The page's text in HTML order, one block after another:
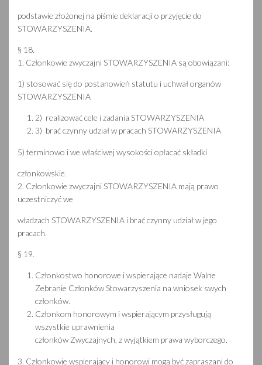
podstawie złożonej na piśmie deklaracji o przyjęcie do
STOWARZYSZENIA.
§ 18.
1. Członkowie zwyczajni STOWARZYSZENIA są obowiązani:
1) stosować się do postanowień statutu i uchwał organów
STOWARZYSZENIA
2) realizować cele i zadania STOWARZYSZENIA
3) brać czynny udział w pracach STOWARZYSZENIA
5) terminowo i we właściwej wysokości opłacać składki
członkowskie.
2. Członkowie zwyczajni STOWARZYSZENIA mają prawo
uczestniczyć we
władzach STOWARZYSZENIA i brać czynny udział w jego
pracach.
§ 19.
Członkostwo honorowe i wspierające nadaje Walne
Zebranie Członków Stowarzyszenia na wniosek swych
członków.
Członkom honorowym i wspierającym przysługują
wszystkie uprawnienia
członków Zwyczajnych, z wyjątkiem prawa wyborczego.
3. Członkowie wspierający i honorowi mogą być zapraszani do